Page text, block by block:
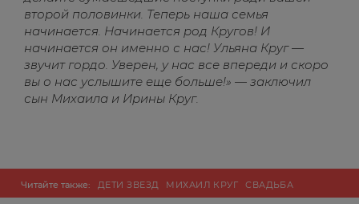
второй половинки. Теперь наша семья
начинается. Начинается род Кругов! И
начинается он именно с нас! Ульяна Круг —
звучит гордо. Уверен, у нас все впереди и скоро
вы о нас услышите еще больше!» — заключил
сын Михаила и Ирины Круг.
Читайте также: ДЕТИ ЗВЕЗД МИХАИЛ КРУГ СВАДЬБА